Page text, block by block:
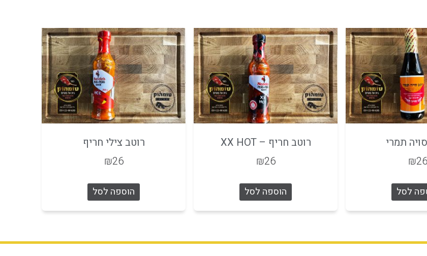
תמרי
₪26
לסל
רוטב חריף – XX HOT
₪26
הוספה לסל
רוטב צילי חריף
₪26
הוספה לסל